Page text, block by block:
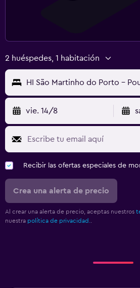
2 huéspedes, 1 habitación
HI São Martinho do Porto -
vie. 14/8
Recibir las ofertas especiales de
Crea una alerta de precio
Al crear una alerta de precio, aceptas nuestros
nuestra política de privacidad.